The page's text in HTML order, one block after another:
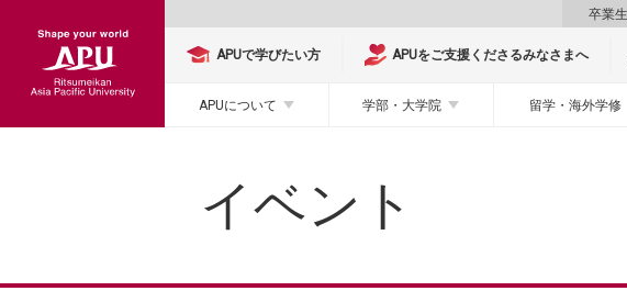
卒業
APUで学びたい方 APUをご支援くださるみなさまへ
APUについて 学部・大学院 留学・海外学修
イベント